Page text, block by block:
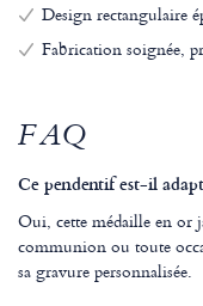
Design rectangulaire
Fabrication soignée,
FAQ
Ce pendentif est-il
Oui, cette médaille en or
communion ou toute
sa gravure personnalisée.